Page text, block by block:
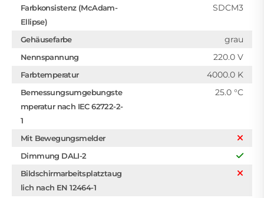
Farbkonsistenz (McAdam-
Ellipse)
SDCM3
Gehäusefarbe grau
Nennspannung 220.0 V
Farbtemperatur 4000.0 K
Bemessungsumgebungste
mperatur nach IEC 62722-2-
1
25.0 °C
Mit Bewegungsmelder
Dimmung DALI-2
Bildschirmarbeitsplatztaug
lich nach EN 12464-1